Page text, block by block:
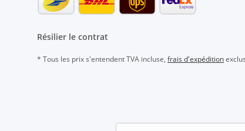
Résilier le contrat
* Tous les prix s'entendent TVA incluse, frais d'expédition